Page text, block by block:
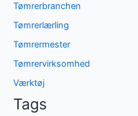
Tømrerbranchen
Tømrerlærling
Tømrermester
Tømrervirksomhed
Værktøj
Tags